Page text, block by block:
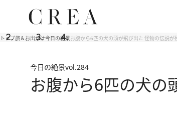
トップ旅＆お出かけ今日の絶景お腹から6匹の犬の頭が飛び出た 怪物の伝説が
今日の絶景vol.284
お腹から6匹の犬の